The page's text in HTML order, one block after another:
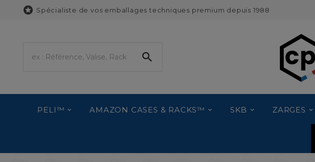
 Spécialiste de vos emballages techniques premium depuis 1988

PELI™ AMAZON CASES & RACKS™ SKB ZARGES